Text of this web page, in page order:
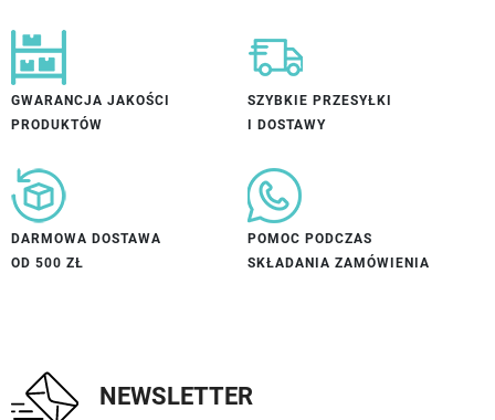
GWARANCJA JAKOŚCI
PRODUKTÓW
SZYBKIE PRZESYŁKI
I DOSTAWY
DARMOWA DOSTAWA
OD 500 ZŁ
POMOC PODCZAS
SKŁADANIA ZAMÓWIENIA
NEWSLETTER